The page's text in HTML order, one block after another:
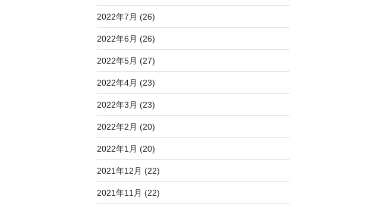
2022年7月 (26)
2022年6月 (26)
2022年5月 (27)
2022年4月 (23)
2022年3月 (23)
2022年2月 (20)
2022年1月 (20)
2021年12月 (22)
2021年11月 (22)